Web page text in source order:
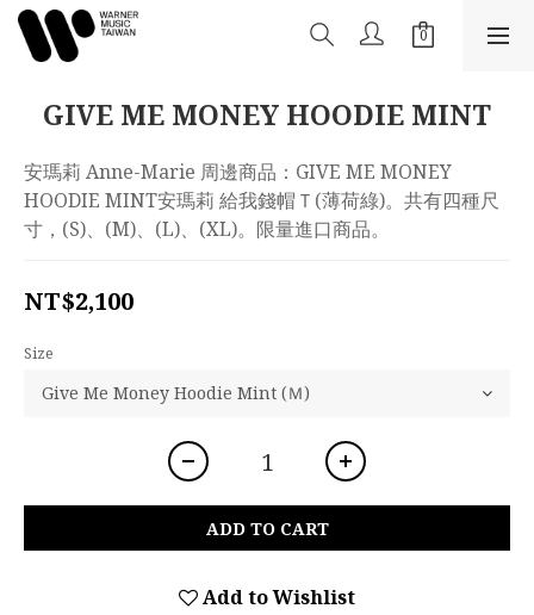
GIVE ME MONEY HOODIE MINT
安瑪莉 Anne-Marie 周邊商品：GIVE ME MONEY
HOODIE MINT安瑪莉 給我錢帽Ｔ(薄荷綠)。共有四種尺
寸，(S)、(M)、(L)、(XL)。限量進口商品。
NT$2,100
Size
ADD TO CART
Add to Wishlist